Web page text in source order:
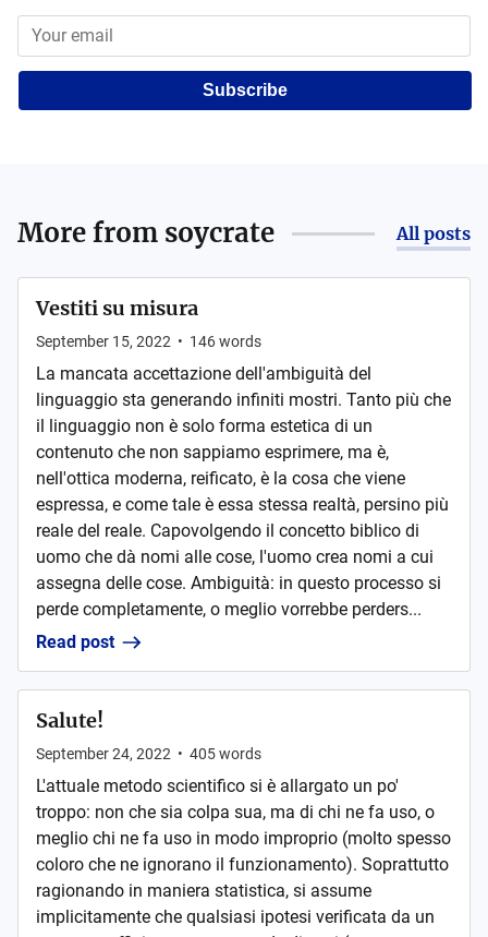
Subscribe
More from soycrate All posts
Vestiti su misura
September 15, 2022 • 146words
La mancata accettazione dell'ambiguità del
linguaggio sta generando infiniti mostri. Tanto più che
il linguaggio non è solo forma estetica di un
contenuto che non sappiamo esprimere, ma è,
nell'ottica moderna, reificato, è la cosa che viene
espressa, e come tale è essa stessa realtà, persino più
reale del reale. Capovolgendo il concetto biblico di
uomo che dà nomi alle cose, l'uomo crea nomi a cui
assegna delle cose. Ambiguità: in questo processo si
perde completamente, o meglio vorrebbe perders...
Read post
Salute!
September 24, 2022 • 405words
L'attuale metodo scientifico si è allargato un po'
troppo: non che sia colpa sua, ma di chi ne fa uso, o
meglio chi ne fa uso in modo improprio (molto spesso
coloro che ne ignorano il funzionamento). Soprattutto
ragionando in maniera statistica, si assume
implicitamente che qualsiasi ipotesi verificata da un